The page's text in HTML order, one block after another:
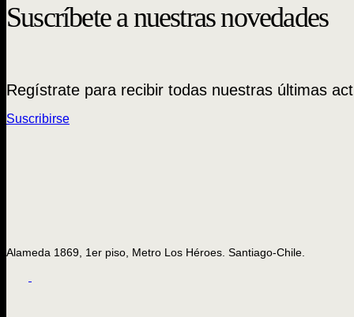
Suscríbete a nuestras novedades
Regístrate para recibir todas nuestras últimas
Suscribirse
Alameda 1869, 1er piso, Metro Los Héroes. Santiago-Chile.